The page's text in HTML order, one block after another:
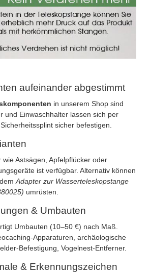
aufeinander abgestimmt
in unserem Shop sind
und Einwaschhalter lassen sich per
sicher befestigen.
wie Astsägen, Apfelpflücker oder
ist verfügbar. Alternativ können
Adapter zur Wasserteleskopstange
umrüsten.
& Umbauten
Umbauten (10–50 €) nach Maß.
Apparaturen, archäologische
Befestigung, Vogelnest-Entferner.
& Erkennungszeichen